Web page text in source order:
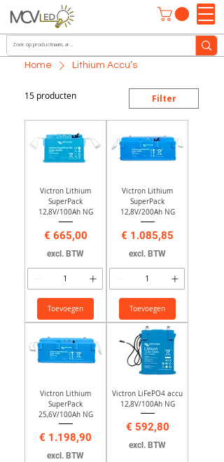
Home Lithium Accu’s
15 producten Filter
Victron Lithium
SuperPack
12,8V/100Ah NG
Prijs
€ 665,00
excl. BTW
Toevoegen
Victron Lithium
SuperPack
12,8V/200Ah NG
Prijs
€ 1.085,85
excl. BTW
Toevoegen
Victron Lithium
SuperPack
25,6V/100Ah NG
Prijs
€ 1.198,90
excl. BTW
Victron LiFePO4 accu
12,8V/100Ah NG
Prijs
€ 592,80
excl. BTW